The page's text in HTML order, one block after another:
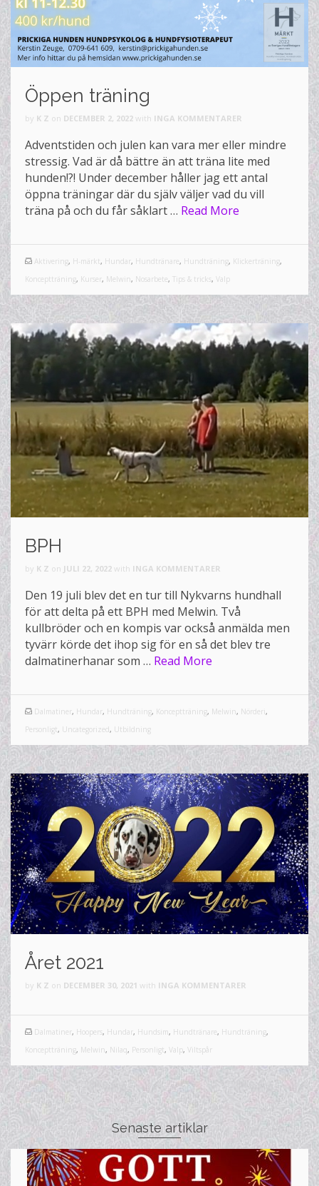
Öppen träning
by K Z on DECEMBER 2, 2022 with INGA KOMMENTARER
Adventstiden och julen kan vara mer eller mindre
stressig. Vad är då bättre än att träna lite med
hunden!?! Under december håller jag ett antal
öppna träningar där du själv väljer vad du vill
träna på och du får såklart … Read More
Aktivering, H-märkt , Hundar , Hundtränare, Hundträning, Klickerträning,
Konceptträning, Kurser , Melwin, Nosarbete, Tips & tricks, Valp
BPH
by K Z on JULI 22, 2022 with INGA KOMMENTARER
Den 19 juli blev det en tur till Nykvarns hundhall
för att delta på ett BPH med Melwin. Två
kullbröder och en kompis var också anmälda men
tyvärr körde det ihop sig för en så det blev tre
dalmatinerhanar som … Read More
Dalmatiner , Hundar , Hundträning, Konceptträning, Melwin, Nörderi,
Personligt , Uncategorized, Utbildning
Året 2021
by K Z on DECEMBER 30, 2021 with INGA KOMMENTARER
Dalmatiner, Hoopers, Hundar, Hundsim, Hundtränare, Hundträning,
Konceptträning, Melwin, Nilaq, Personligt, Valp, Viltspår
Senaste artiklar